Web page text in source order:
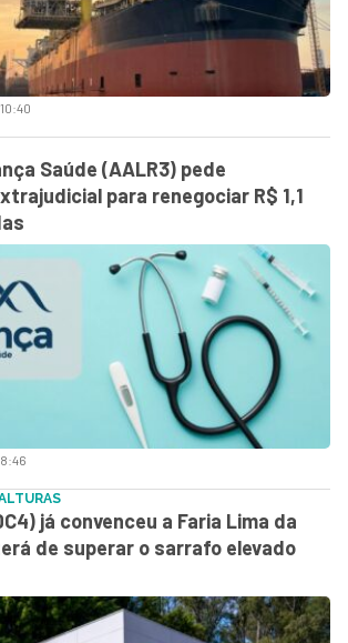
Saúde (AALR3) pede
para renegociar R$ 1,1
já convenceu a Faria Lima da
de superar o sarrafo elevado